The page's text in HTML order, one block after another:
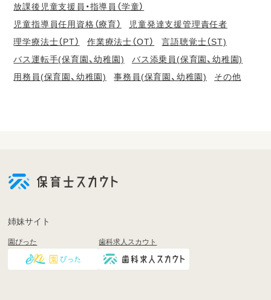
放課後児童支援員・指導員（学童）
児童指導員任用資格（療育）
児童発達支援管理責任者
理学療法士（PT）
作業療法士（OT）
言語聴覚士（ST)
バス運転手(保育園、幼稚園)
バス添乗員(保育園、幼稚園)
用務員(保育園、幼稚園)
事務員(保育園、幼稚園) その他
登
く
姉妹サイト
園ぴった 歯科求人スカウト